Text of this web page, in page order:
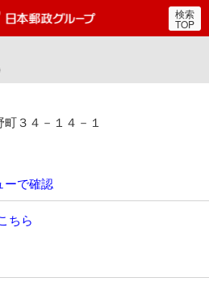
郵便局・日本郵政グルー
検索
TOP
３４－１４－１
ーで確認
ちら